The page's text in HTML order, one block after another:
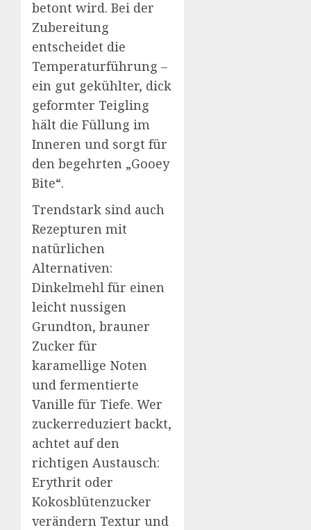
betont wird. Bei der
Zubereitung
entscheidet die
Temperaturführung –
ein gut gekühlter, dick
geformter Teigling
hält die Füllung im
Inneren und sorgt für
den begehrten „Gooey
Bite“.
Trendstark sind auch
Rezepturen mit
natürlichen
Alternativen:
Dinkelmehl für einen
leicht nussigen
Grundton, brauner
Zucker für
karamellige Noten
und fermentierte
Vanille für Tiefe. Wer
zuckerreduziert backt,
achtet auf den
richtigen Austausch:
Erythrit oder
Kokosblütenzucker
verändern Textur und